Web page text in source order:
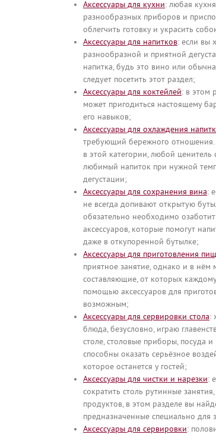
Аксессуары для кухни: любая
разнообразных приборов и
облегчить готовку и украсить
Аксессуары для напитков: если вы
разнообразной и приятной
напитка, будь это вино или
следует посетить этот раздел;
Аксессуары для коктейлей: в этом
может пригодиться настоящему
его навыков;
Аксессуары для охлаждения
требующий бережного
в этой категории, любой ценитель
любимый напиток при нужной
дегустации;
Аксессуары для сохранения вина:
не всегда допивают открытую
обязательно необходимо
аксессуаров, которые помогут
даже в откупоренной бутылке;
Аксессуары для приготовления
приятное занятие, однако и в
составляющие, от которых
помощью аксессуаров для
возможным;
Аксессуары для сервировки стола:
блюда, безусловно, играю
столе, столовые приборы, посуда
способны оказать серьёзное
которое останется у гостей;
Аксессуары для чистки и нарезки:
сократить столь рутинные
продуктов, в этом разделе вы
предназначенные специально для
Аксессуары для сервировки: